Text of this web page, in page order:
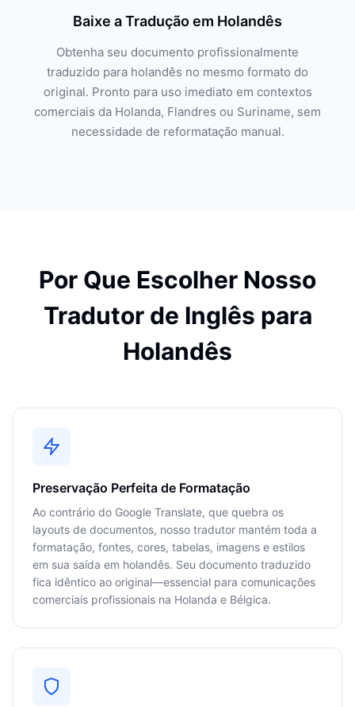
Baixe a Tradução em Holandês
Obtenha seu documento profissionalmente
traduzido para holandês no mesmo formato do
original. Pronto para uso imediato em contextos
comerciais da Holanda, Flandres ou Suriname, sem
necessidade de reformatação manual.
Por Que Escolher Nosso
Tradutor de Inglês para
Holandês
Preservação Perfeita de Formatação
Ao contrário do Google Translate, que quebra os
layouts de documentos, nosso tradutor mantém toda a
formatação, fontes, cores, tabelas, imagens e estilos
em sua saída em holandês. Seu documento traduzido
fica idêntico ao original—essencial para comunicações
comerciais profissionais na Holanda e Bélgica.